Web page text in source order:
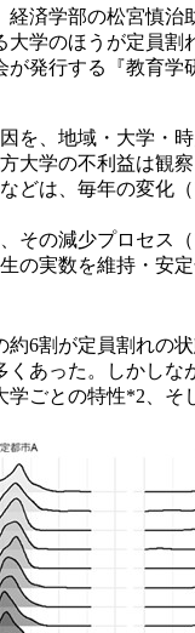
経済学部の松宮慎
大学のほうが定員
発行する『教育学
を、地域・大学・
大学の不利益は観
どは、毎年の変化
その減少プロセス
の実数を維持・安
6割が定員割れの
くあった。しかし
ごとの特性*2、そ